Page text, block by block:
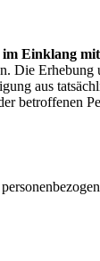
im Einklang
Die Erhebung
aus
betroffenen